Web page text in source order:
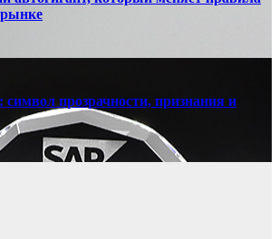
символ прозрачности, признания и